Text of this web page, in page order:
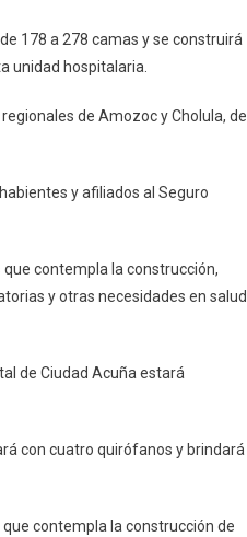
178 a 278 camas y se construirá
unidad hospitalaria.
de Amozoc y Cholula, de
y afiliados al Seguro
contempla la construcción,
y otras necesidades en salud
de Ciudad Acuña estará
con cuatro quirófanos y brindará
contempla la construcción de